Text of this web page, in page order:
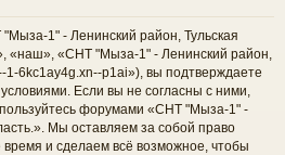
1" - Ленинский район, Тульская
«наш», «СНТ "Мыза-1" - Ленинский район,
1-6kc1ay4g.xn--p1ai»), вы подтверждаете
Если вы не согласны с ними,
форумами «СНТ "Мыза-1" -
Мы оставляем за собой право
и сделаем всё возможное, чтобы